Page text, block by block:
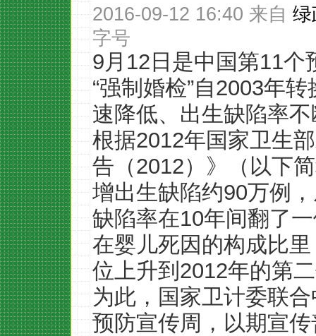
2016-09-12 16:40 来自 绿
字号
9月12日是中国第11个
“强制婚检”自2003年
速降低、出生缺陷率
根据2012年国家卫生
告（2012）》（以下
增出生缺陷约90万例
缺陷率在10年间翻了
在婴儿死因的构成比
位上升到2012年的第
为此，国家卫计委联
预防宣传周，以期宣